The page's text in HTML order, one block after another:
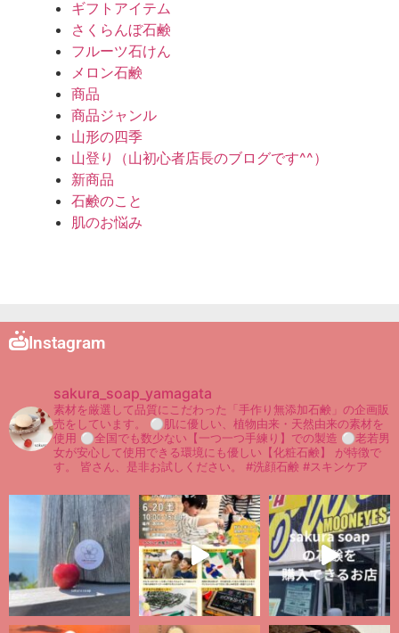
ギフトアイテム
さくらんぼ石鹸
フルーツ石けん
メロン石鹸
商品
商品ジャンル
山形の四季
山登り（山初心者店長のブログです^^）
新商品
石鹸のこと
肌のお悩み
Instagram
sakura_soap_yamagata
素材を厳選して品質にこだわった「手作り無添加石鹸」の企画販
売をしています。
⚪︎肌に優しい、植物由来・天然由来の素材を
使用 ⚪︎全国でも数少ない【一つ一つ手練り】での製造 ⚪︎老若男
女が安心して使用できる環境にも優しい【化粧石鹸】
が特徴で
す。
皆さん、是非お試しください。 #洗顔石鹸 #スキンケア